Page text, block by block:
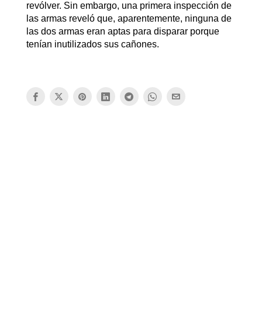
revólver. Sin embargo, una primera inspección de
las armas reveló que, aparentemente, ninguna de
las dos armas eran aptas para disparar porque
tenían inutilizados sus cañones.